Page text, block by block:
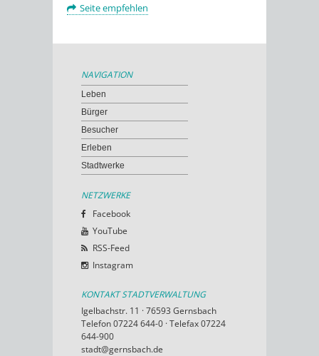
Seite empfehlen
NAVIGATION
Leben
Bürger
Besucher
Erleben
Stadtwerke
NETZWERKE
Facebook
YouTube
RSS-Feed
Instagram
KONTAKT STADTVERWALTUNG
Igelbachstr. 11 · 76593 Gernsbach
Telefon 07224 644-0 · Telefax 07224
644-900
stadt@gernsbach.de